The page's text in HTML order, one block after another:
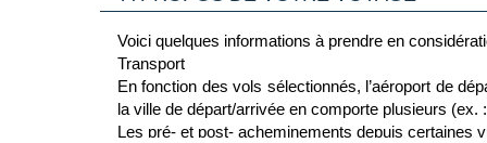
Location de voitures, vélos
Voici quelques informations à prendre en
Transport
En fonction des vols sélectionnés, l’aéroport de
la ville de départ/arrivée en comporte plusieurs (ex.
Les pré- et post- acheminements depuis certaines